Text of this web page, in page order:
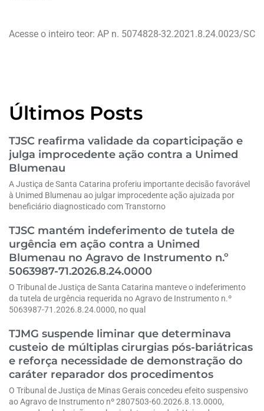
Acesse o inteiro teor: AP n. 5074828-32.2021.8.24.0023/SC
Últimos Posts
TJSC reafirma validade da coparticipação e
julga improcedente ação contra a Unimed
Blumenau
A Justiça de Santa Catarina proferiu importante decisão favorável
à Unimed Blumenau ao julgar improcedente ação ajuizada por
beneficiário diagnosticado com Transtorno
TJSC mantém indeferimento de tutela de
urgência em ação contra a Unimed
Blumenau no Agravo de Instrumento n.º
5063987-71.2026.8.24.0000
O Tribunal de Justiça de Santa Catarina manteve o indeferimento
da tutela de urgência requerida no Agravo de Instrumento n.º
5063987-71.2026.8.24.0000, no qual
TJMG suspende liminar que determinava
custeio de múltiplas cirurgias pós-bariátricas
e reforça necessidade de demonstração do
caráter reparador dos procedimentos
O Tribunal de Justiça de Minas Gerais concedeu efeito suspensivo
ao Agravo de Instrumento nº 2807503-60.2026.8.13.0000,